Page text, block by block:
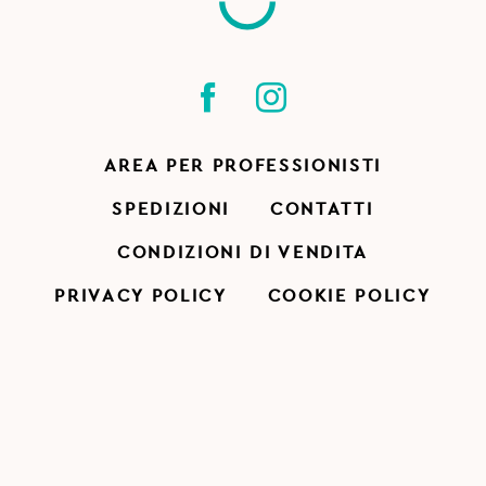
AREA PER PROFESSIONISTI
SPEDIZIONI CONTATTI
CONDIZIONI DI VENDITA
PRIVACY POLICY COOKIE POLICY